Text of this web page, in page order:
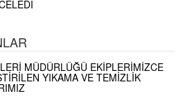
MÜDÜRLÜĞÜ EKİPLERİMİZCE
YIKAMA VE TEMİZLİK